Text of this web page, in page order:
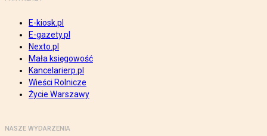
E-kiosk.pl
E-gazety.pl
Nexto.pl
Mała księgowość
Kancelarierp.pl
Wieści Rolnicze
Życie Warszawy
NASZE WYDARZENIA